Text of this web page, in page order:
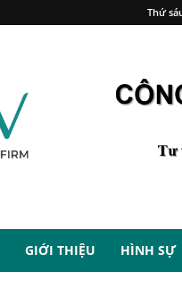
Thứ
GIỚI THIỆU HÌNH SỰ